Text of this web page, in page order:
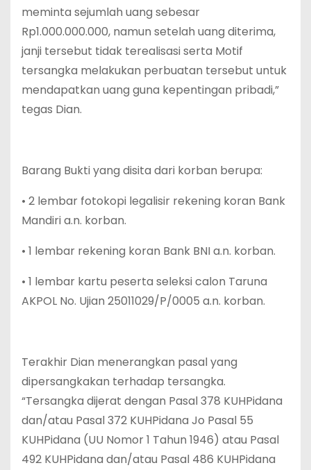
meminta sejumlah uang sebesar
Rp1.000.000.000, namun setelah uang diterima,
janji tersebut tidak terealisasi serta Motif
tersangka melakukan perbuatan tersebut untuk
mendapatkan uang guna kepentingan pribadi,”
tegas Dian.
Barang Bukti yang disita dari korban berupa:
• 2 lembar fotokopi legalisir rekening koran Bank
Mandiri a.n. korban.
• 1 lembar rekening koran Bank BNI a.n. korban.
• 1 lembar kartu peserta seleksi calon Taruna
AKPOL No. Ujian 25011029/P/0005 a.n. korban.
Terakhir Dian menerangkan pasal yang
dipersangkakan terhadap tersangka.
“Tersangka dijerat dengan Pasal 378 KUHPidana
dan/atau Pasal 372 KUHPidana Jo Pasal 55
KUHPidana (UU Nomor 1 Tahun 1946) atau Pasal
492 KUHPidana dan/atau Pasal 486 KUHPidana